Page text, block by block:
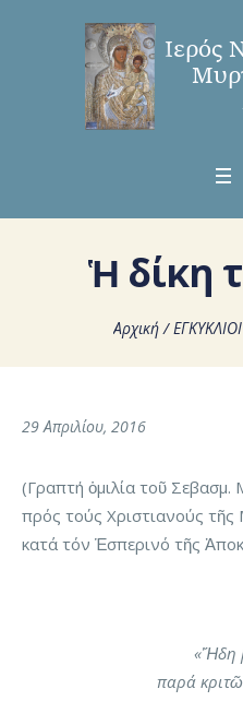
Ἡ δίκη
Αρχική /ΕΓΚΥΚΛΙΟΙ
29 Απριλίου, 2016
(Γραπτή ὁμιλία τοῦ
πρός τούς Χριστιανούς
κατά τόν Ἑσπερινό τῆς
«Ἤδη
παρά